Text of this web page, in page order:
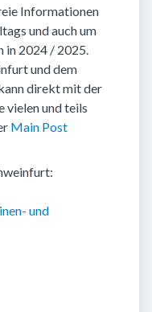
Informationen
und auch um
in 2024 / 2025.
und dem
direkt mit der
vielen und teils
Main Post
und